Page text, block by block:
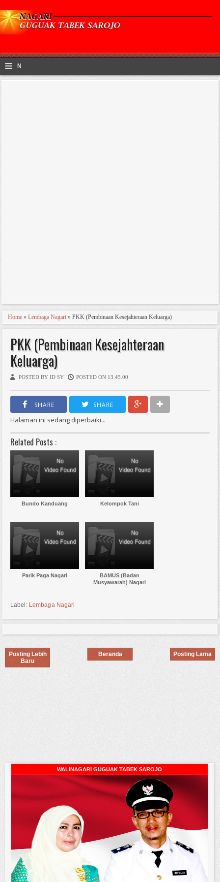
≡ N
Home » Lembaga Nagari » PKK (Pembinaan Kesejahteraan Keluarga)
PKK (Pembinaan Kesejahteraan
Keluarga)
POSTED BY ID SY POSTED ON 13.45.00
SHARE SHARE
Halaman ini sedang diperbaiki...
Related Posts :
Bundo Kanduang Kelompok Tani
Parik Paga Nagari
BAMUS (Badan
Musyawarah) Nagari
Label: Lembaga Nagari
Posting Lebih
Baru
Posting Lama
Beranda
WALINAGARI GUGUAK TABEK SAROJO